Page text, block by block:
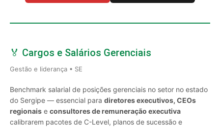
🏅 Cargos e Salários Gerenciais
Gestão e liderança • SE
Benchmark salarial de posições gerenciais no setor no estado
do Sergipe — essencial para diretores executivos, CEOs
regionais e consultores de remuneração executiva
calibrarem pacotes de C-Level, planos de sucessão e